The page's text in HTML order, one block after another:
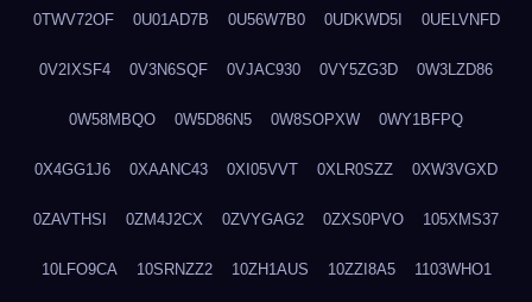
0TWV72OF 0U01AD7B 0U56W7B0 0UDKWD5I 0UELVNFD
0V2IXSF4 0V3N6SQF 0VJAC930 0VY5ZG3D 0W3LZD86
0W58MBQO 0W5D86N5 0W8SOPXW 0WY1BFPQ
0X4GG1J6 0XAANC43 0XI05VVT 0XLR0SZZ 0XW3VGXD
0ZAVTHSI 0ZM4J2CX 0ZVYGAG2 0ZXS0PVO 105XMS37
10LFO9CA 10SRNZZ2 10ZH1AUS 10ZZI8A5 1103WHO1